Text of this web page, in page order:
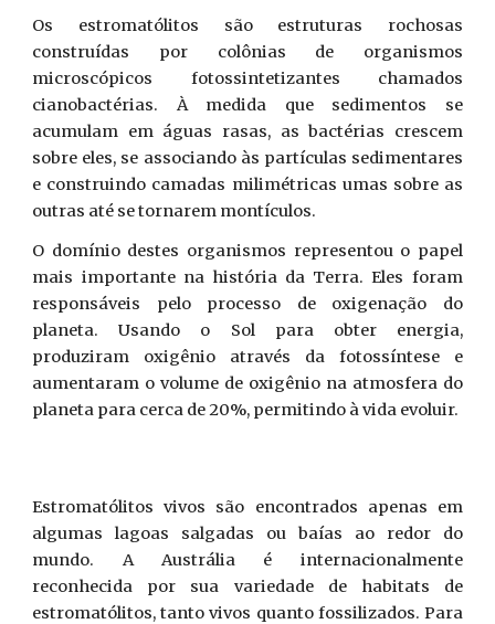
Os estromatólitos são estruturas rochosas
construídas por colônias de organismos
microscópicos fotossintetizantes chamados
cianobactérias. À medida que sedimentos se
acumulam em águas rasas, as bactérias crescem
sobre eles, se associando às partículas sedimentares
e construindo camadas milimétricas umas sobre as
outras até se tornarem montículos.
O domínio destes organismos representou o papel
mais importante na história da Terra. Eles foram
responsáveis pelo processo de oxigenação do
planeta. Usando o Sol para obter energia,
produziram oxigênio através da fotossíntese e
aumentaram o volume de oxigênio na atmosfera do
planeta para cerca de 20%, permitindo à vida evoluir.
Estromatólitos vivos são encontrados apenas em
algumas lagoas salgadas ou baías ao redor do
mundo. A Austrália é internacionalmente
reconhecida por sua variedade de habitats de
estromatólitos, tanto vivos quanto fossilizados. Para